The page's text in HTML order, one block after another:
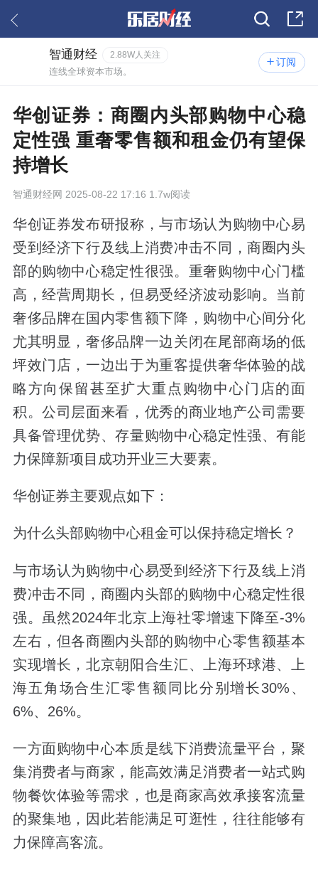
订阅
智通财经 2.88W人关注
连线全球资本市场。
华创证券：商圈内头部购物中心稳
定性强 重奢零售额和租金仍有望保
持增长
智通财经网 2025-08-22 17:16 1.7w阅读
华创证券发布研报称，与市场认为购物中心易
受到经济下行及线上消费冲击不同，商圈内头
部的购物中心稳定性很强。重奢购物中心门槛
高，经营周期长，但易受经济波动影响。当前
奢侈品牌在国内零售额下降，购物中心间分化
尤其明显，奢侈品牌一边关闭在尾部商场的低
坪效门店，一边出于为重客提供奢华体验的战
略方向保留甚至扩大重点购物中心门店的面
积。公司层面来看，优秀的商业地产公司需要
具备管理优势、存量购物中心稳定性强、有能
力保障新项目成功开业三大要素。
华创证券主要观点如下：
为什么头部购物中心租金可以保持稳定增长？
与市场认为购物中心易受到经济下行及线上消
费冲击不同，商圈内头部的购物中心稳定性很
强。虽然2024年北京上海社零增速下降至-3%
左右，但各商圈内头部的购物中心零售额基本
实现增长，北京朝阳合生汇、上海环球港、上
海五角场合生汇零售额同比分别增长30%、
6%、26%。
一方面购物中心本质是线下消费流量平台，聚
集消费者与商家，能高效满足消费者一站式购
物餐饮体验等需求，也是商家高效承接客流量
的聚集地，因此若能满足可逛性，往往能够有
力保障高客流。